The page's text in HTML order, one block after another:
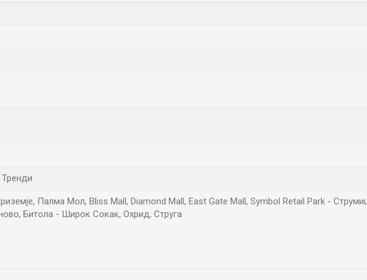
Тренди
Палма Мол, Bliss Mall, Diamond Mall, East Gate Mall, Symbol Retail Park -
Битола - Широк Сокак, Охрид, Струга